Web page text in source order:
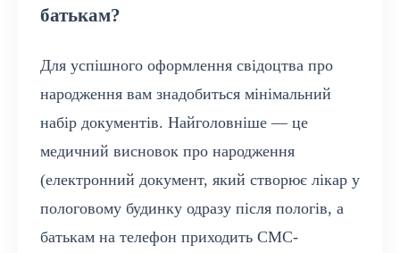
батькам?
Для успішного оформлення свідоцтва про
народження вам знадобиться мінімальний
набір документів. Найголовніше — це
медичний висновок про народження
(електронний документ, який створює лікар у
пологовому будинку одразу після пологів, а
батькам на телефон приходить СМС-